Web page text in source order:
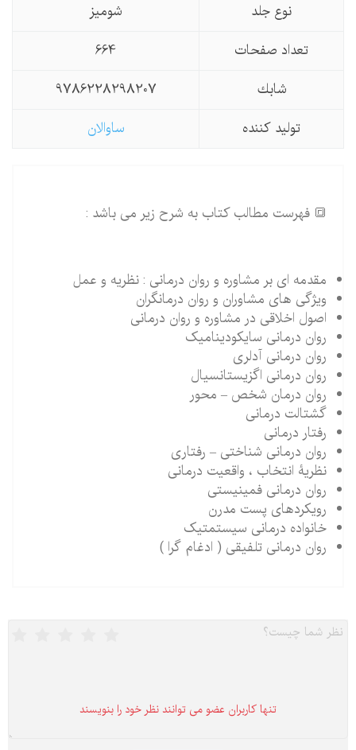
نوع جلد
شومیز
تعداد صفحات
شابك
9786228298207
تولید كننده
ساوالان
🔳 فهرست مطالب کتاب به شرح زیر می باشد :
مقدمه ای بر مشاوره و روان درمانی : نظریه و عمل
ویژگی های مشاوران و روان درمانگران
اصول اخلاقی در مشاوره و روان درمانی
روان درمانی سایکودینامیک
روان درمانی آدلری
روان درمانی اگزیستانسیال
روان درمان شخص – محور
گشتالت درمانی
رفتار درمانی
روان درمانی شناختی – رفتاری
نظریۀ انتخاب ، واقعیت درمانی
روان درمانی فمینیستی
رویکردهای پست مدرن
خانواده درمانی سیستمتیک
روان درمانی تلفیقی ( ادغام گرا )
تنها كاربران عضو می توانند نظر خود را بنویسند